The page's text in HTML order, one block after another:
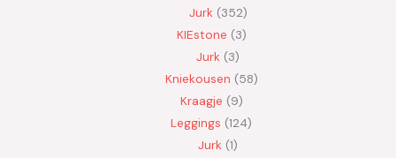
Jurk 352
KIEstone 3
Jurk 3
Kniekousen 58
Kraagje 9
Leggings 124
Jurk 1